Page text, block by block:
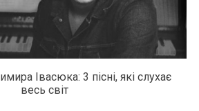
Івасюка: 3 пісні, які слухає
весь світ